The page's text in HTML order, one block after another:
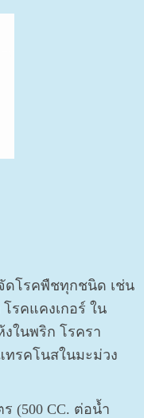
โรคพืชทุกชนิด เช่น
รคแคงเกอร์ ใน
ในพริก โรครา
รคโนสในมะม่วง
ร (500 CC. ต่อน้ำ